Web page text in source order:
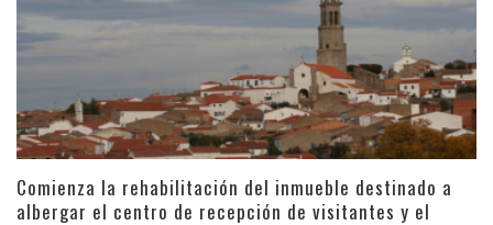
Comienza la rehabilitación del inmueble destinado a
albergar el centro de recepción de visitantes y el